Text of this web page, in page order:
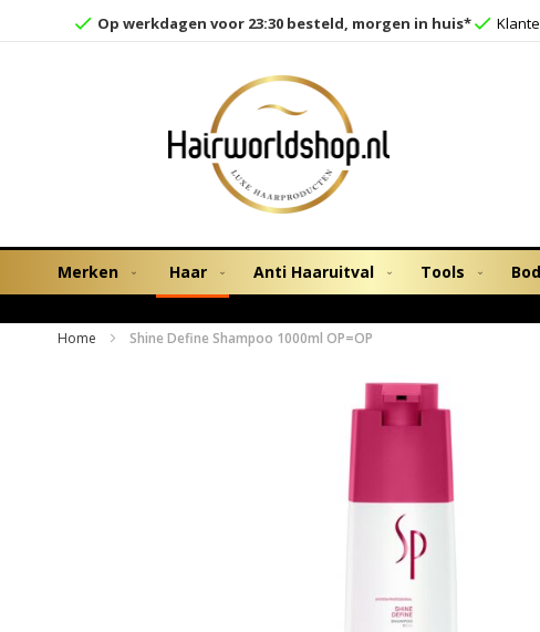
Op werkdagen voor 23:30 besteld, morgen in huis*
Merken Haar Anti Haaruitval Tools
Home Shine Define Shampoo 1000ml OP=OP